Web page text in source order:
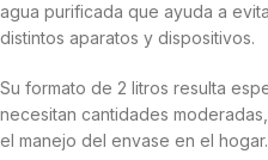
agua purificada que ayuda a
distintos aparatos y dispositivos.
Su formato de 2 litros resulta
necesitan cantidades
el manejo del envase en el hogar.